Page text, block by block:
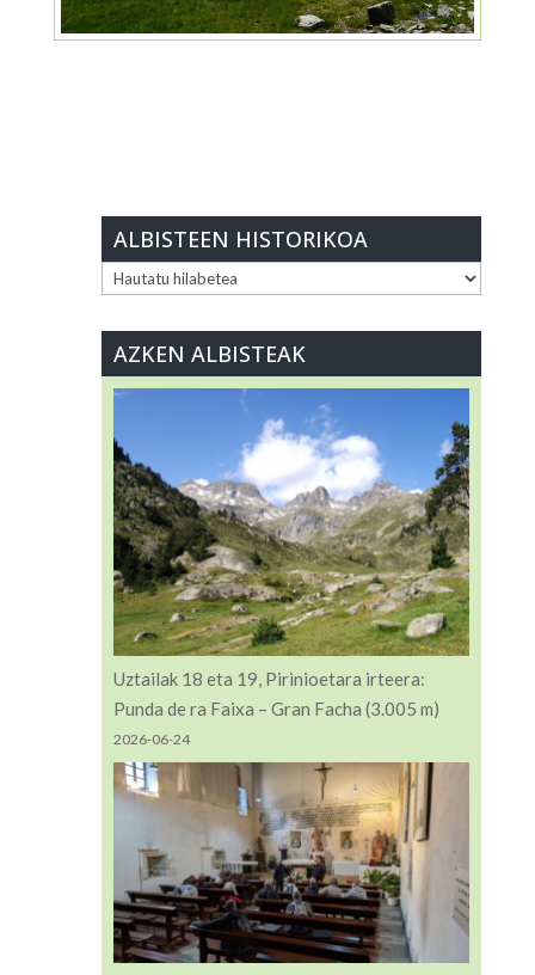
ALBISTEEN HISTORIKOA
ALBISTEEN
AZKEN ALBISTEAK
Uztailak 18 eta 19, Pirinioetara irteera:
Punda de ra Faixa – Gran Facha (3.005 m)
2026-06-24